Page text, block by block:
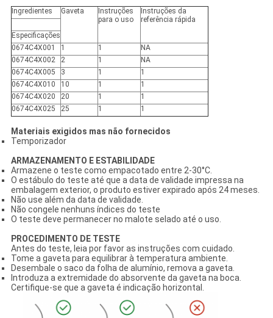
Ingredientes Gaveta
Instruções
para o uso
Instruções da
referência rápida
Especificações
0674C4X001
1 1
NA
0674C4X002
2 1
NA
0674C4X005
3 1
1
0674C4X010
10 1
1
0674C4X020
20 1
1
0674C4X025
25 1 1
Materiais exigidos mas não fornecidos
Temporizador
ARMAZENAMENTO E ESTABILIDADE
Armazene o teste como empacotado entre 2-30°C.
O estábulo do teste até que a data de validade impressa na
embalagem exterior, o produto estiver expirado após 24 meses.
Não use além da data de validade.
Não congele nenhuns índices do teste
O teste deve permanecer no malote selado até o uso.
PROCEDIMENTO DE TESTE
Antes do teste, leia por favor as instruções com cuidado.
Tome a gaveta para equilibrar à temperatura ambiente.
Desembale o saco da folha de alumínio, remova a gaveta.
Introduza a extremidade do absorvente da gaveta na boca.
Certifique-se que a gaveta é indicação horizontal.